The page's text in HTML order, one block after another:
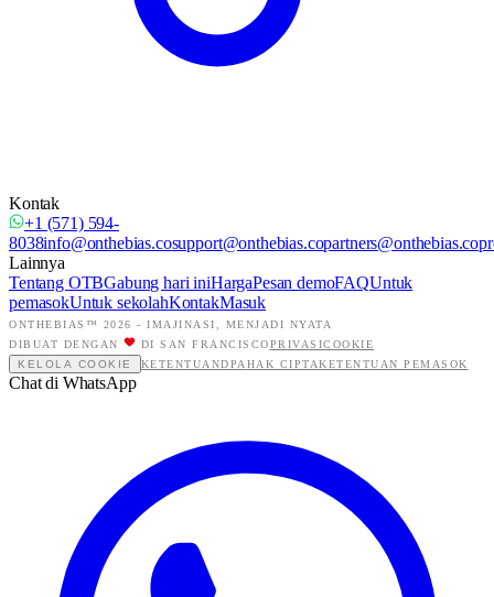
Kontak
+1 (571) 594-
8038info@onthebias.cosupport@onthebias.copartners@onthebias.co
Lainnya
Tentang OTBGabung hari iniHargaPesan demoFAQUntuk
pemasokUntuk sekolahKontakMasuk
ONTHEBIAS™ 2026 - IMAJINASI, MENJADI NYATA
DIBUAT DENGAN
DI SAN FRANCISCOPRIVASICOOKIE
KELOLA COOKIE
KETENTUANDPA HAK CIPTAKETENTUAN PEMASOK
Chat di WhatsApp